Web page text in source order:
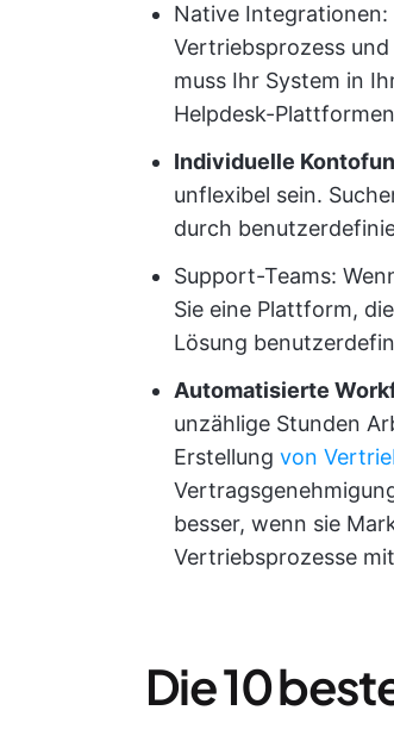
Native
Vertriebsprozess
muss Ihr System in
Helpdesk-
Individuelle
unflexibel sein.
durch
Support-Teams:
Sie eine Plattform,
Lösung
Automatisierte
unzählige Stunden
Erstellung von
besser, wenn sie
Vertriebsprozesse
Die 10